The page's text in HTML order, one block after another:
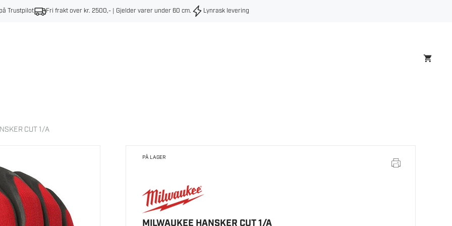
Trustpilot Fri frakt over kr. 2500,- | Gjelder varer under 60 cm. Lynrask levering
CUT 1/A
PÅ LAGER
MILWAUKEE HANSKER CUT 1/A